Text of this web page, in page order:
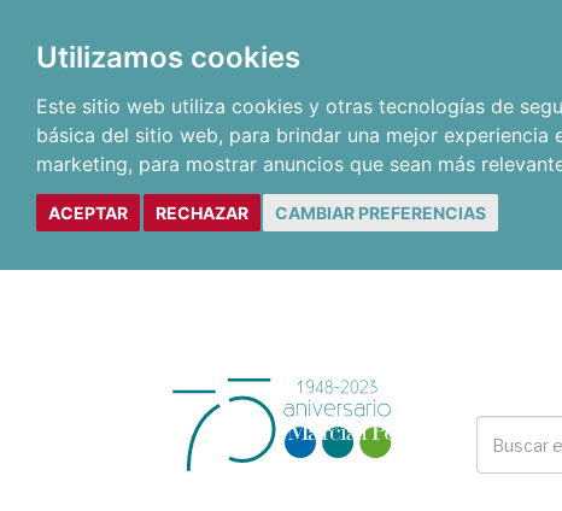
Utilizamos cookies
Este sitio web utiliza cookies y otras tecnologías de
básica del sitio web, para brindar una mejor experiencia
marketing, para mostrar anuncios que sean más
ACEPTAR RECHAZAR CAMBIAR PREFERENCIAS